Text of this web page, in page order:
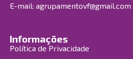
E-mail: agrupamentovf@gmail.com
Informações
Política de Privacidade